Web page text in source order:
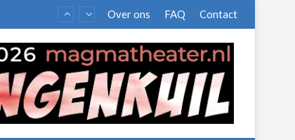
Over ons FAQ Contact